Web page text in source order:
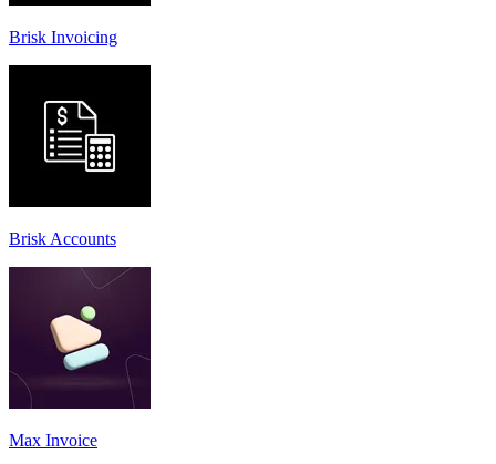
Brisk Invoicing
Brisk Accounts
Max Invoice